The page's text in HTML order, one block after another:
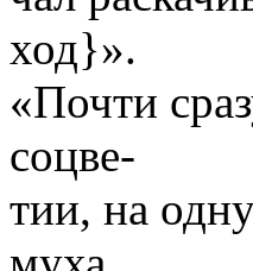
ход}».
«Почти
соцве-
тии, на